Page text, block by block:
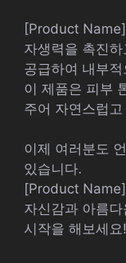
[Product
자생력을 촉진
공급하여 내부
이 제품은 피부
주어 자연스럽
이제 여러분도
있습니다.
[Product
자신감과 아름
시작을 해보세요!